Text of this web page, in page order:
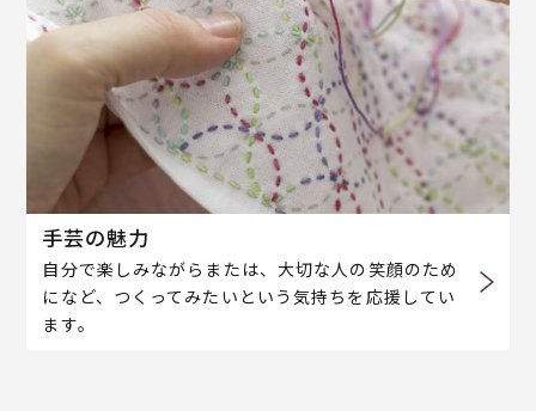
手芸の魅力
自分で楽しみながらまたは、大切な人の笑顔のため
になど、つくってみたいという気持ちを応援してい
ます。